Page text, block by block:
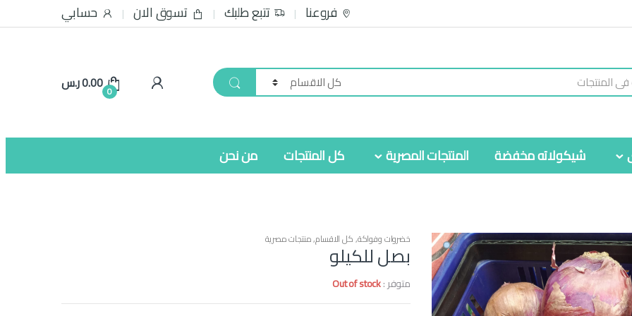
فروعنا تتبع طلبك تسوق الان حسابي
0
0.00ر.س
شيكولاته مخفضة المنتجات المصرية كل المنتجات من نحن
خضروات وفواكة,كل الاقسام,منتجات مصرية
بصل للكيلو
متوفر :Out of stock